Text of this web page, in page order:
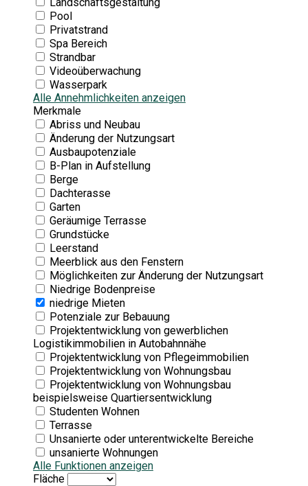
Pool
Privatstrand
Spa Bereich
Strandbar
Videoüberwachung
Wasserpark
Alle Annehmlichkeiten anzeigen
Merkmale
Abriss und Neubau
Änderung der Nutzungsart
Ausbaupotenziale
B-Plan in Aufstellung
Berge
Dachterasse
Garten
Geräumige Terrasse
Grundstücke
Leerstand
Meerblick aus den Fenstern
Möglichkeiten zur Änderung der Nutzungsart
Niedrige Bodenpreise
niedrige Mieten
Potenziale zur Bebauung
Projektentwicklung von gewerblichen
Logistikimmobilien in Autobahnnähe
Projektentwicklung von Pflegeimmobilien
Projektentwicklung von Wohnungsbau
Projektentwicklung von Wohnungsbau
beispielsweise Quartiersentwicklung
Studenten Wohnen
Terrasse
Unsanierte oder unterentwickelte Bereiche
unsanierte Wohnungen
Alle Funktionen anzeigen
Fläche